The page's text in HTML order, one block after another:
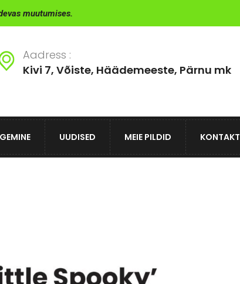
muutumises.
Aadress :
Kivi 7, Võiste, Häädemeeste, Pärnu mk
UUDISED MEIE PILDID KONTAKT